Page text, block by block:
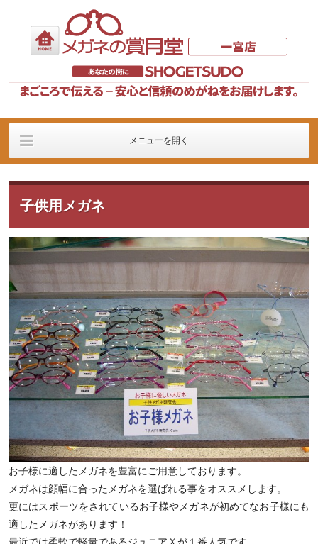
メニューを開く
コンタクトレンズの老 一宮店案内
子供用メガネ
お子様に適したメガネを豊富にご用意しております。
メガネは顔幅に合ったメガネを選ばれる事をオススメします。
更にはスポーツをされているお子様やメガネが初めてなお子様にも
適したメガネがあります！